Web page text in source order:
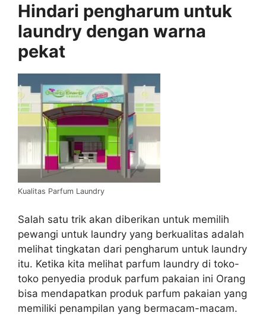
Hindari pengharum untuk
laundry dengan warna
pekat
Kualitas Parfum Laundry
Salah satu trik akan diberikan untuk memilih
pewangi untuk laundry yang berkualitas adalah
melihat tingkatan dari pengharum untuk laundry
itu. Ketika kita melihat parfum laundry di toko-
toko penyedia produk parfum pakaian ini Orang
bisa mendapatkan produk parfum pakaian yang
memiliki penampilan yang bermacam-macam.